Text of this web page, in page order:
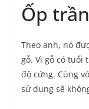
Ốp
Theo anh, nó
gỗ. Vì gỗ có tuổi
độ cứng. Cùng
sử dụng sẽ